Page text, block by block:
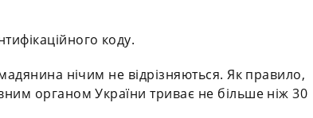
коду.
нічим не відрізняються. Як правило,
органом України триває не більше ніж 30